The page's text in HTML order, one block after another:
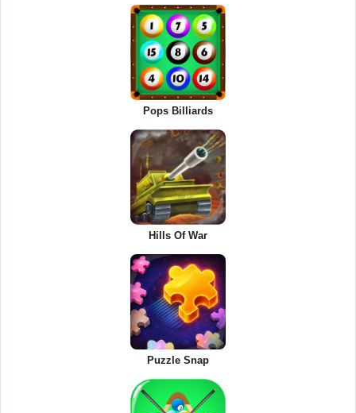
Pops Billiards
Hills Of War
Puzzle Snap